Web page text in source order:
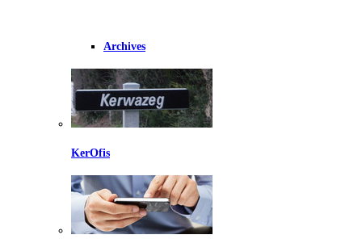
Archives
KerOfis